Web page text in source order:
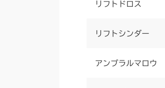
リフトドロス
リフトシンダー
アンブラルマロウ